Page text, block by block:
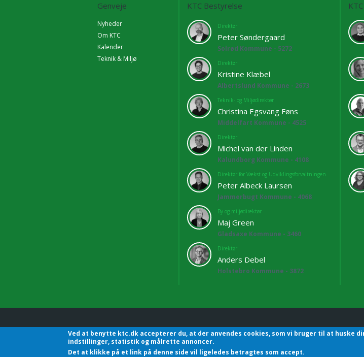
Genveje
Nyheder
Om KTC
Kalender
Teknik & Miljø
KTC Bestyrelse
Direktør
Peter Søndergaard
Solrød Kommune - 5272
Direktør
Kristine Klæbel
Albertslund Kommune - 2673
Teknik- og Miljødirektør
Christina Egsvang Føns
Middelfart Kommune - 4525
Direktør
Michel van der Linden
Kalundborg Kommune - 4108
Direktør for Vækst og Udviklingsforvaltningen
Peter Albeck Laursen
Jammerbugt Kommune - 4068
By og miljødirektør
Maj Green
Gladsaxe Kommune - 3460
Direktør
Anders Debel
Holstebro Kommune - 3872
KTC - Kommunalteknisk Chefforening | Sekretariatet |
Ved at benytte ktc.dk accepterer du, at der anvendes cookies, som vi bruger til at huske
indstillinger, statistik og målrette annoncer.
Det at klikke på et link på denne side vil ligeledes betragtes som accept.